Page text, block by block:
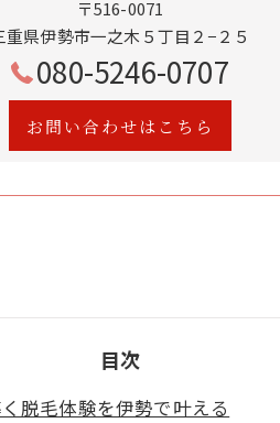
〒516-0071
重県伊勢市一之木５丁目２−２５
080-5246-0707
お問い合わせはこちら
目次
脱毛体験を伊勢で叶える